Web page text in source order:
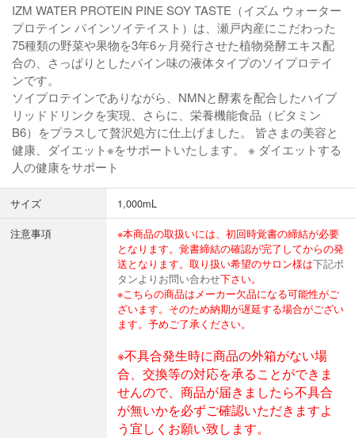
IZM WATER PROTEIN PINE SOY TASTE（イズム ウォーター
プロテイン パインソイテイスト）は、瀬戸内産にこだわった
75種類の野菜や果物を3年6ヶ月発行させた植物発酵エキス配
合の、さっぱりとしたパイン味の液体タイプのソイプロテイ
ンです。
ソイプロテインでありながら、NMNと酵素を配合したハイブ
リッドドリンクを実現、さらに、栄養機能食品（ビタミン
B6）をプラスして贅沢処方に仕上げました。 皆さまの美容と
健康、ダイエット※をサポートいたします。 ※ ダイエットする
人の健康をサポート
サイズ
1,000mL
注意事項
※本商品の取扱いには、初回時覚書の締結が必要
となります。覚書締結の確認が完了してからの発
送となります。取り扱い希望のサロン様は下記ボ
タンよりお問い合わせ下さい。
※こちらの商品はメーカー欠品になる可能性がご
ざいます。そのため納期が遅延する場合がござい
ます。予めご了承ください。
※不具合発生時に商品の外箱がない場
合、交換等の対応を承ることができま
せんので、商品が届きましたら不具合
が無いかを必ずご確認いただきますよ
う宜しくお願い致します。